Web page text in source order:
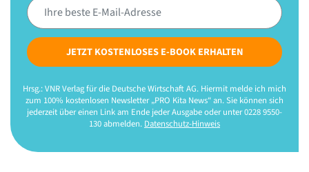
JETZT KOSTENLOSES E-BOOK ERHALTEN
Hrsg.: VNR Verlag für die Deutsche Wirtschaft AG. Hiermit melde ich mich
zum 100% kostenlosen Newsletter „PRO Kita News“ an. Sie können sich
jederzeit über einen Link am Ende jeder Ausgabe oder unter 0228 9550-
130 abmelden. Datenschutz-Hinweis